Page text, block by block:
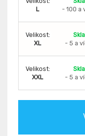
L
- 100 a
Velikost:
XL
- 5 a
Velikost:
XXL
- 5 a